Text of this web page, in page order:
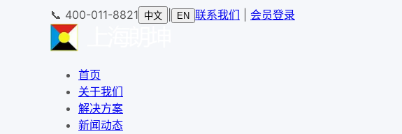
📞 400-011-8821 中文 EN 联系我们 会员登录
首页
关于我们
解决方案
新闻动态